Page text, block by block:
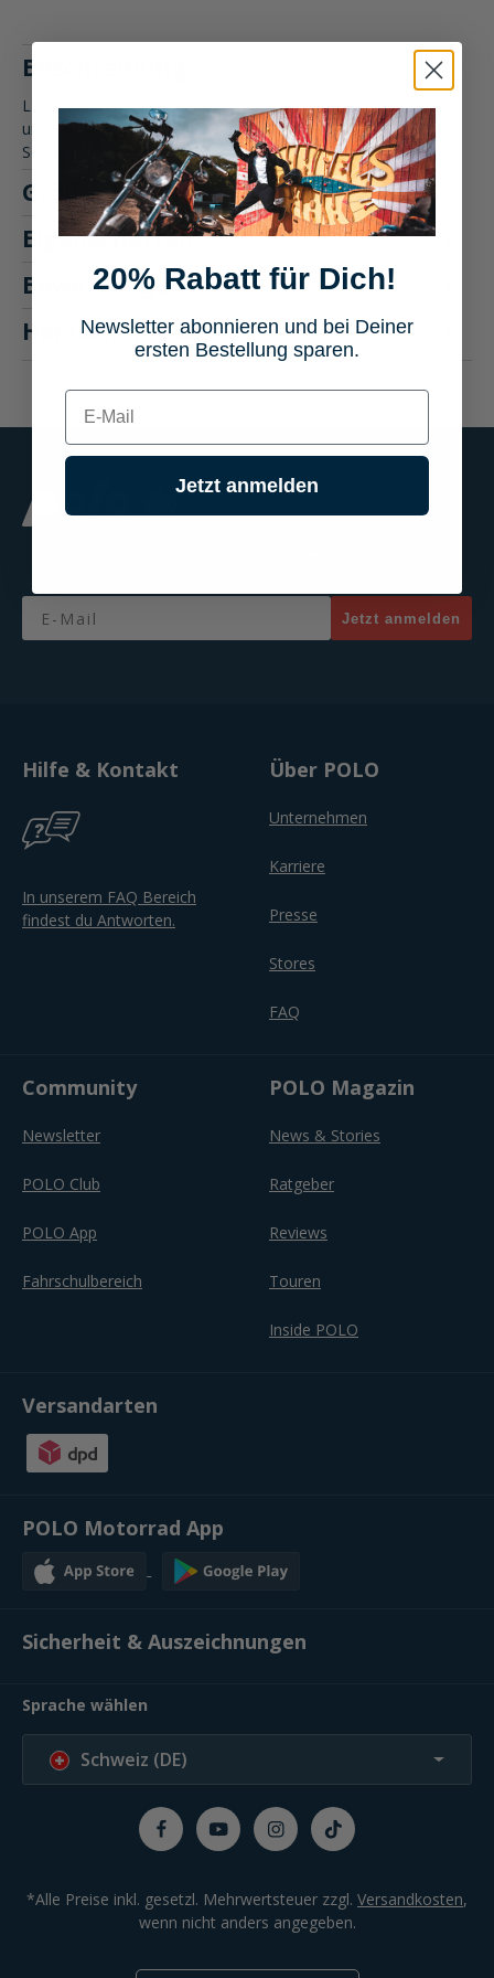
Beschreibung
LS2 Aura Enduro Series Crossbrille Perfekt kombinierbar mit
unseren Offroad-Helmen. Drei unterschiedlichen
Schaumdichten so…Mehr
Größentabelle
Eigenschaften
Bewertungen
Hersteller "LS2"
Email
Jetzt anmelden
Hilfe & Kontakt
In unserem FAQ Bereich
findest du Antworten.
Über POLO
Unternehmen
Karriere
Presse
Stores
FAQ
Community
Newsletter
POLO Club
POLO App
Fahrschulbereich
POLO Magazin
News & Stories
Ratgeber
Reviews
Touren
Inside POLO
Versandarten
POLO Motorrad App
Sicherheit & Auszeichnungen
Sprache wählen
Schweiz (DE)
*Alle Preise inkl. gesetzl. Mehrwertsteuer zzgl. Versandkosten,
wenn nicht anders angegeben.
20% Rabatt für Dich!
Newsletter abonnieren und bei Deiner
ersten Bestellung sparen.
E-mail
Jetzt anmelden